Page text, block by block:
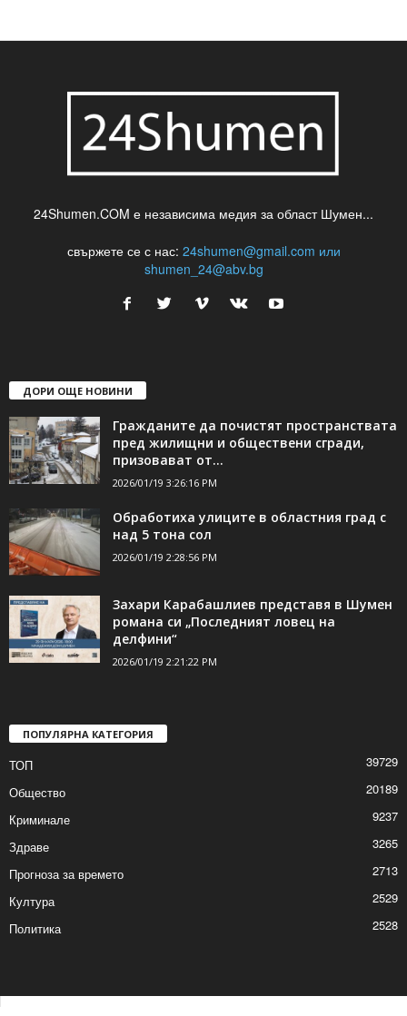
24Shumen.COM е независима медия за област Шумен...
свържете се с нас: 24shumen@gmail.com или
shumen_24@abv.bg
ДОРИ ОЩЕ НОВИНИ
Гражданите да почистят пространствата
пред жилищни и обществени сгради,
призовават от...
2026/01/19 3:26:16 PM
Обработиха улиците в областния град с
над 5 тона сол
2026/01/19 2:28:56 PM
Захари Карабашлиев представя в Шумен
романа си „Последният ловец на
делфини“
2026/01/19 2:21:22 PM
ПОПУЛЯРНА КАТЕГОРИЯ
ТОП
39729
Общество
20189
Криминале
9237
Здраве
3265
Прогноза за времето
2713
Култура
2529
Политика
2528